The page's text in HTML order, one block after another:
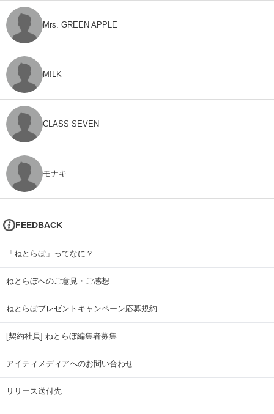
Mrs. GREEN APPLE
M!LK
CLASS SEVEN
モナキ
FEEDBACK
「ねとらぼ」ってなに？
ねとらぼへのご意見・ご感想
ねとらぼプレゼントキャンペーン応募規約
[契約社員] ねとらぼ編集者募集
アイティメディアへのお問い合わせ
リリース送付先